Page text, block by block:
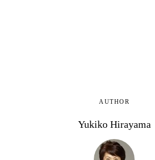
AUTHOR
Yukiko Hirayama